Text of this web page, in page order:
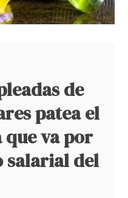
de
patea el
va por
salarial del